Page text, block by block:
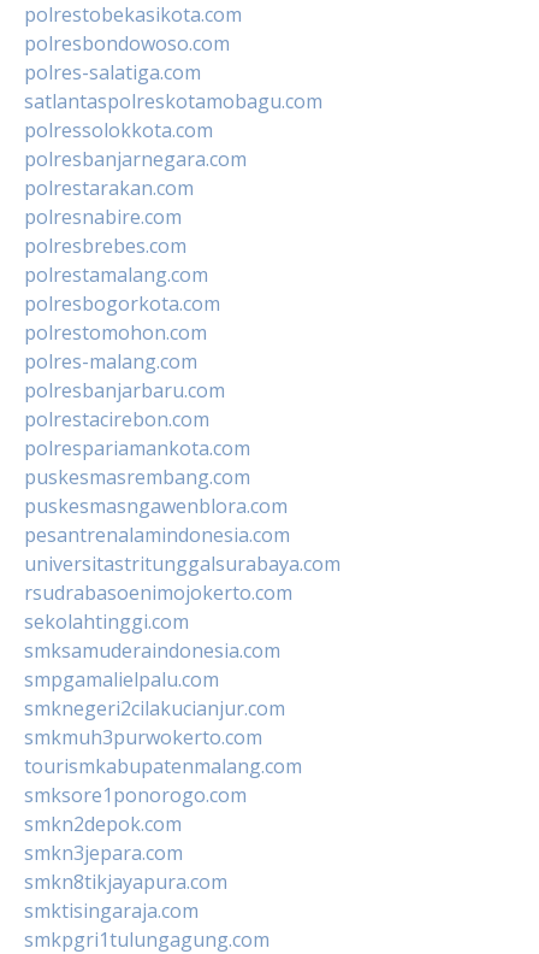
polrestobekasikota.com
polresbondowoso.com
polres-salatiga.com
satlantaspolreskotamobagu.com
polressolokkota.com
polresbanjarnegara.com
polrestarakan.com
polresnabire.com
polresbrebes.com
polrestamalang.com
polresbogorkota.com
polrestomohon.com
polres-malang.com
polresbanjarbaru.com
polrestacirebon.com
polrespariamankota.com
puskesmasrembang.com
puskesmasngawenblora.com
pesantrenalamindonesia.com
universitastritunggalsurabaya.com
rsudrabasoenimojokerto.com
sekolahtinggi.com
smksamuderaindonesia.com
smpgamalielpalu.com
smknegeri2cilakucianjur.com
smkmuh3purwokerto.com
tourismkabupatenmalang.com
smksore1ponorogo.com
smkn2depok.com
smkn3jepara.com
smkn8tikjayapura.com
smktisingaraja.com
smkpgri1tulungagung.com